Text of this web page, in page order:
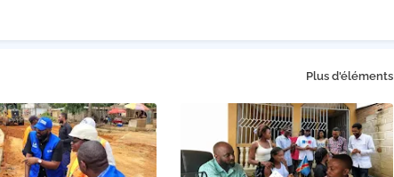
Plus d'éléments